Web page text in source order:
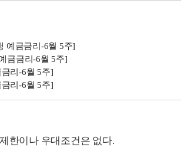
예금금리-6월 5주]
금금리-6월 5주]
리-6월 5주]
리-6월 5주]
한이나 우대조건은 없다.